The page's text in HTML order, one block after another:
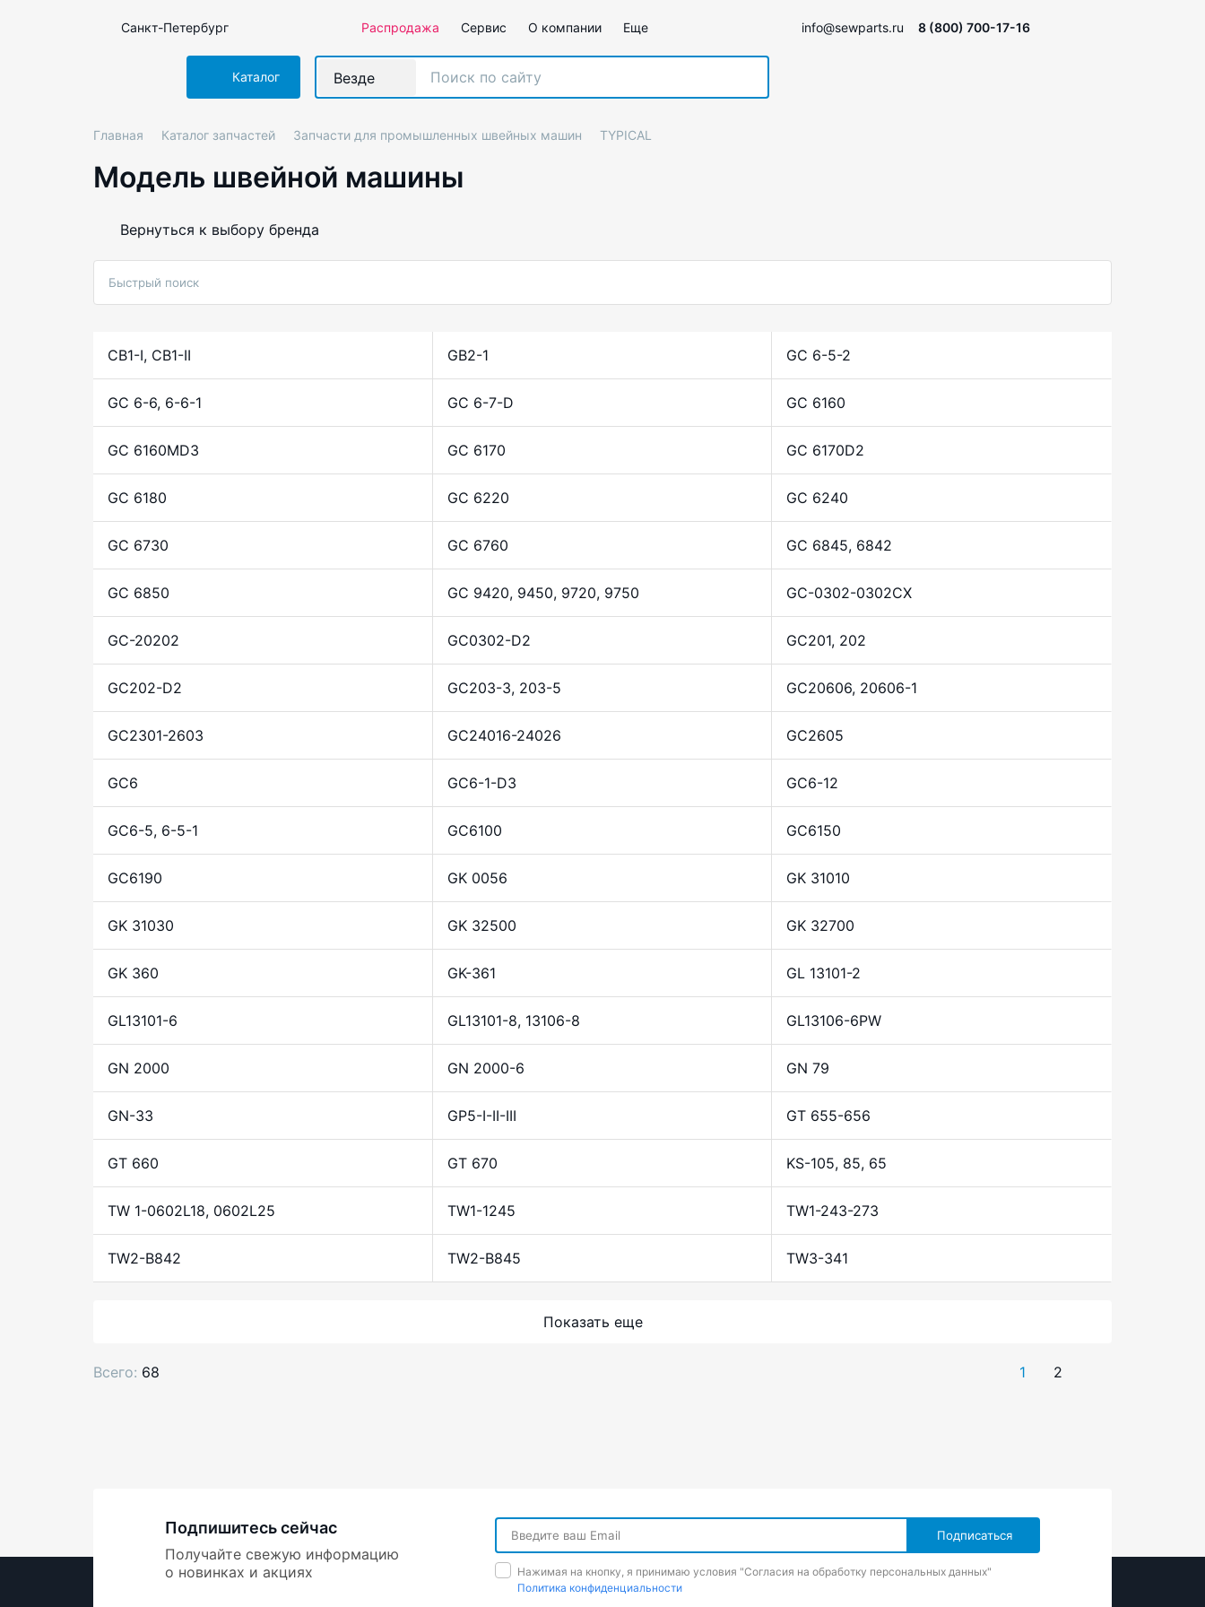
Санкт-Петербург Распродажа Сервис О компании Еще info@sewparts.ru 8 (800) 700-17-16
Каталог Везде
Главная Каталог запчастей Запчасти для промышленных швейных машин TYPICAL
Модель швейной машины
Вернуться к выбору бренда
CB1-I, CB1-II GB2-1 GC 6-5-2
GC 6-6, 6-6-1 GC 6-7-D GC 6160
GC 6160MD3 GC 6170 GC 6170D2
GC 6180 GC 6220 GC 6240
GC 6730 GC 6760 GC 6845, 6842
GC 6850 GC 9420, 9450, 9720, 9750 GC-0302-0302CX
GC-20202 GC0302-D2 GC201, 202
GC202-D2 GC203-3, 203-5 GC20606, 20606-1
GC2301-2603 GC24016-24026 GC2605
GC6 GC6-1-D3 GC6-12
GC6-5, 6-5-1 GC6100 GC6150
GC6190 GK 0056 GK 31010
GK 31030 GK 32500 GK 32700
GK 360 GK-361 GL 13101-2
GL13101-6 GL13101-8, 13106-8 GL13106-6PW
GN 2000 GN 2000-6 GN 79
GN-33 GP5-I-II-III GT 655-656
GT 660 GT 670 KS-105, 85, 65
TW 1-0602L18, 0602L25 TW1-1245 TW1-243-273
TW2-B842 TW2-B845 TW3-341
Показать еще
Всего: 68 1 2
Подпишитесь сейчас
Получайте свежую информацию
о новинках и акциях
Нажимая на кнопку, я принимаю условия "Cогласия на обработку персональных данных"
Политика конфиденциальности